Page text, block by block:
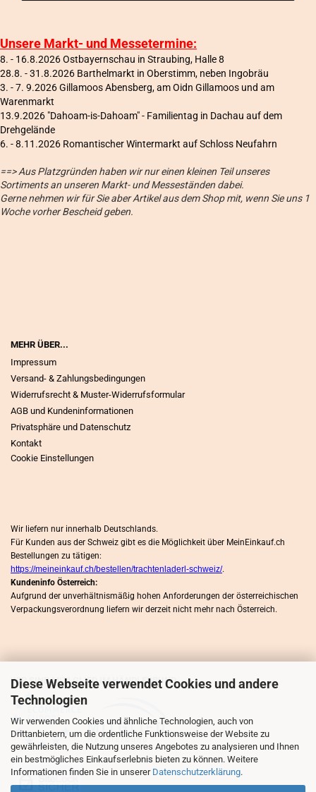
Diese Webseite verwendet Cookies und andere
Technologien
Wir verwenden Cookies und ähnliche Technologien, auch von
Drittanbietern, um die ordentliche Funktionsweise der Website zu
gewährleisten, die Nutzung unseres Angebotes zu analysieren und Ihnen
ein bestmögliches Einkaufserlebnis bieten zu können. Weitere
Informationen finden Sie in unserer Datenschutzerklärung.
Unsere Markt- und Messetermine:
8. - 16.8.2026 Ostbayernschau in Straubing, Halle 8
28.8. - 31.8.2026 Barthelmarkt in Oberstimm, neben Ingobräu
3. - 7. 9.2026 Gillamoos Abensberg, am Oidn Gillamoos und am
Warenmarkt
13.9.2026 "Dahoam-is-Dahoam" - Familientag in Dachau auf dem
Drehgelände
6. - 8.11.2026 Romantischer Wintermarkt auf Schloss Neufahrn
==> Aus Platzgründen haben wir nur einen kleinen Teil unseres
Sortiments an unseren Markt- und Messeständen dabei.
Gerne nehmen wir für Sie aber Artikel aus dem Shop mit, wenn Sie uns 1
Woche vorher Bescheid geben.
MEHR ÜBER...
Impressum
Versand- & Zahlungsbedingungen
Widerrufsrecht & Muster-Widerrufsformular
AGB und Kundeninformationen
Privatsphäre und Datenschutz
Kontakt
Cookie Einstellungen
Wir liefern nur innerhalb Deutschlands.
Für Kunden aus der Schweiz gibt es die Möglichkeit über MeinEinkauf.ch
Bestellungen zu tätigen:
https://meineinkauf.ch/bestellen/trachtenladerl-schweiz/.
Kundeninfo Österreich:
Aufgrund der unverhältnismäßig hohen Anforderungen der österreichischen
Verpackungsverordnung liefern wir derzeit nicht mehr nach Österreich.
WIR SIND MITLGLIED IM HÄNDLERBUND